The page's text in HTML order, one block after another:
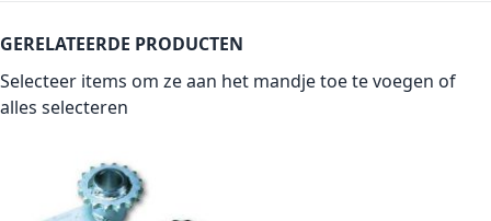
GERELATEERDE PRODUCTEN
Selecteer items om ze aan het mandje toe te voegen of
alles selecteren